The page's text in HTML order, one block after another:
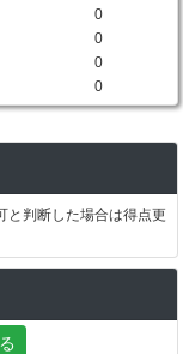
0
0
0
0
と判断した場合は得点更